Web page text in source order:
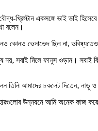
খ্রিস্টান একসঙ্গে ভাই ভাই
বলেন।
ভেদাভেদ ছিল না, ভবিষ্যতেও
নয়, সবাই মিলে ফানুস ওড়ান।
আমাদের চকলেট দিতেন, নাড়ু
উন্নয়নে আমি অনেক কাজ